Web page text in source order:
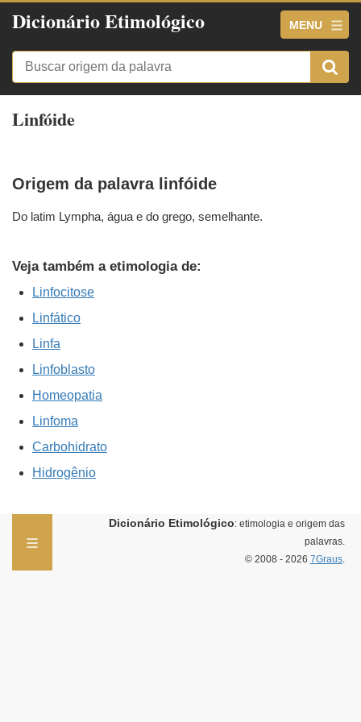
Dicionário Etimológico MENU
Linfóide
Origem da palavra linfóide
Do latim Lympha, água e do grego, semelhante.
Veja também a etimologia de:
Linfocitose
Linfático
Linfa
Linfoblasto
Homeopatia
Linfoma
Carbohidrato
Hidrogênio
Dicionário Etimológico: etimologia e origem das
palavras.
© 2008 - 2026 7Graus.